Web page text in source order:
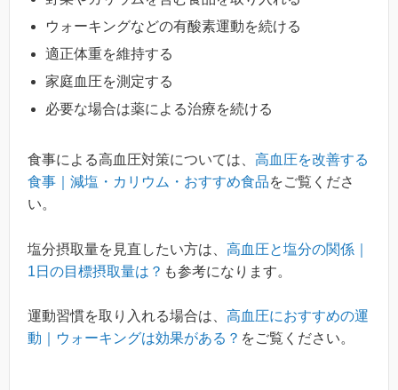
ウォーキングなどの有酸素運動を続ける
適正体重を維持する
家庭血圧を測定する
必要な場合は薬による治療を続ける
食事による高血圧対策については、 高血圧を改善する
食事｜減塩・カリウム・おすすめ食品をご覧くださ
い。
塩分摂取量を見直したい方は、 高血圧と塩分の関係｜
1日の目標摂取量は？ も参考になります。
運動習慣を取り入れる場合は、 高血圧におすすめの運
動｜ウォーキングは効果がある？ をご覧ください。